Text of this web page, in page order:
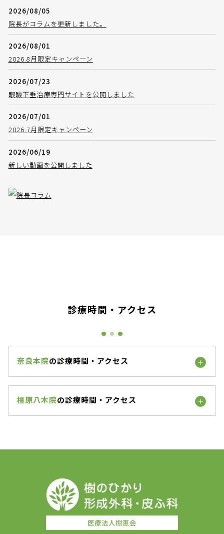
2026/08/05
院長がコラムを更新しました。
2026/08/01
2026.8月限定キャンペーン
2026/07/23
眼瞼下垂治療専門サイトを公開しました
2026/07/01
2026.7月限定キャンペーン
2026/06/19
新しい動画を公開しました
診療時間・アクセス
奈良本院の診療時間・アクセス
橿原八木院の診療時間・アクセス
医療法人樹恵会